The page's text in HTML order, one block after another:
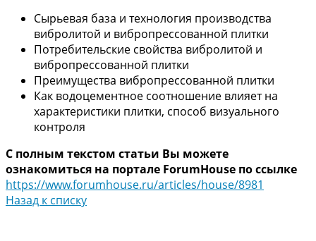
Сырьевая база и технология производства
вибролитой и вибропрессованной плитки
Потребительские свойства вибролитой и
вибропрессованной плитки
Преимущества вибропрессованной плитки
Как водоцементное соотношение влияет на
характеристики плитки, способ визуального
контроля
С полным текстом статьи Вы можете
ознакомиться на портале ForumHouse по ссылке
https://www.forumhouse.ru/articles/house/8981
Назад к списку